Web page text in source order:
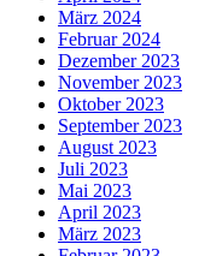
März 2024
Februar 2024
Dezember 2023
November 2023
Oktober 2023
September 2023
August 2023
Juli 2023
Mai 2023
April 2023
März 2023